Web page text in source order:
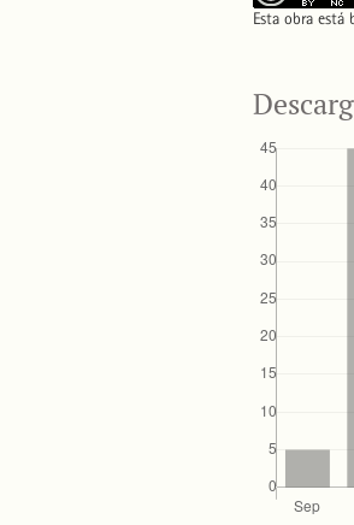
Esta obra está